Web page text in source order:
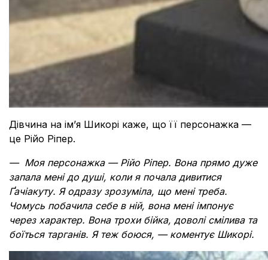
Дівчина на імʼя Шикорі каже, що її персонажка —
це Рійо Ріпер.
— Моя персонажка — Рійо Ріпер. Вона прямо дуже
запала мені до душі, коли я почала дивитися
Ґачіакуту. Я одразу зрозуміла, що мені треба.
Чомусь побачила себе в ній, вона мені імпонує
через характер. Вона трохи бійка, доволі смілива та
боїться тарганів. Я теж боюся, — коментує Шикорі.